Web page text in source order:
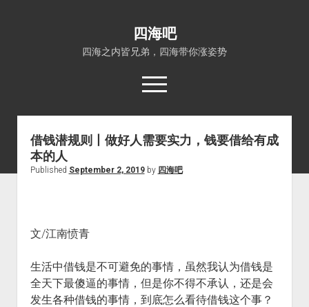
四海吧
四海之内皆兄弟，四海带你涨姿势
open
menu
首页
福利福利
电影推荐
借钱潜规则丨做好人需要实力，钱要借给有成
本的人
Published September 2, 2019by 四海吧
文/江南愤青
生活中借钱是不可避免的事情，虽然我认为借钱是
全天下最傻逼的事情，但是你不得不承认，还是会
发生各种借钱的事情，到底怎么看待借钱这个事？